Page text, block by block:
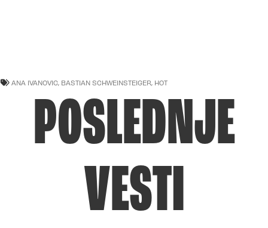
ANA IVANOVIC, BASTIAN SCHWEINSTEIGER, HOT
POSLEDNJE
VESTI